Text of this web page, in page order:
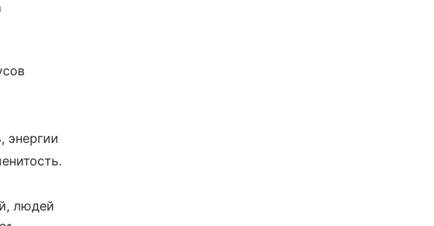
энергии
людей